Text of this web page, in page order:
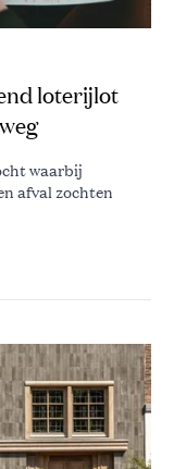
loterijlot
waarbij
afval zochten